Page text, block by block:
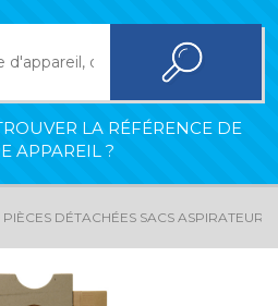
LA RÉFÉRENCE DE
APPAREIL ?
PIÈCES DÉTACHÉES SACS ASPIRATEURS